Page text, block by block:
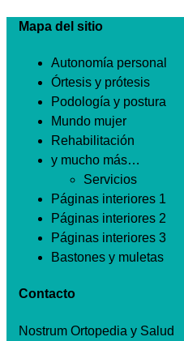
Mapa del sitio
Autonomía personal
Órtesis y prótesis
Podología y postura
Mundo mujer
Rehabilitación
y mucho más…
Servicios
Páginas interiores 1
Páginas interiores 2
Páginas interiores 3
Bastones y muletas
Contacto
Nostrum Ortopedia y Salud